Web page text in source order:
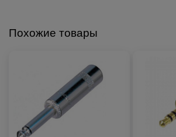
Похожие товары